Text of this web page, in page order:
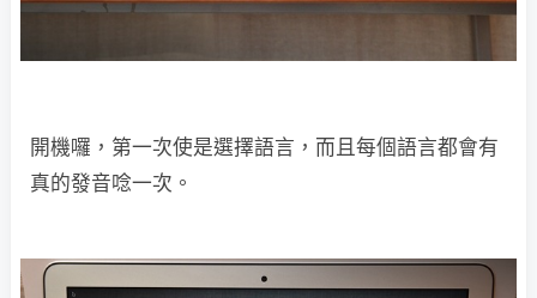
開機囉，第一次使是選擇語言，而且每個語言都會有
真的發音唸一次。